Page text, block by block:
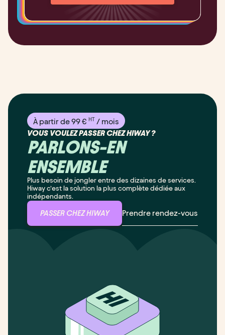
À partir de 99 € HT / mois
VOUS VOULEZ PASSER CHEZ HIWAY ?
PARLONS-EN
ENSEMBLE
Plus besoin de jongler entre des dizaines de services.
Hiway c’est la solution la plus complète dédiée aux
indépendants.
PASSER CHEZ HIWAY Prendre rendez-vous